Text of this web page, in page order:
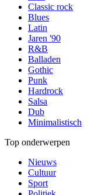
Classic rock
Blues
Latin
Jaren '90
R&B
Balladen
Gothic
Punk
Hardrock
Salsa
Dub
Minimalistisch
Top onderwerpen
Nieuws
Cultuur
Sport